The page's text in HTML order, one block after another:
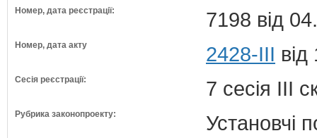
Номер, дата реєстрації: 7198 від
Номер, дата акту 2428-III
Сесія реєстрації: 7 сесія III
Рубрика законопроекту: Установчі